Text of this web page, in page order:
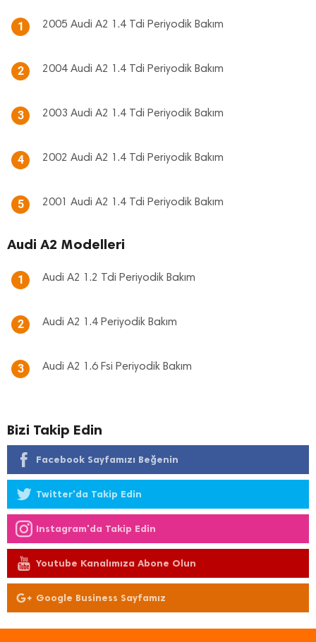
1 2005 Audi A2 1.4 Tdi Periyodik Bakım
2 2004 Audi A2 1.4 Tdi Periyodik Bakım
3 2003 Audi A2 1.4 Tdi Periyodik Bakım
4 2002 Audi A2 1.4 Tdi Periyodik Bakım
5 2001 Audi A2 1.4 Tdi Periyodik Bakım
Audi A2 Modelleri
1 Audi A2 1.2 Tdi Periyodik Bakım
2 Audi A2 1.4 Periyodik Bakım
3 Audi A2 1.6 Fsi Periyodik Bakım
Bizi Takip Edin
Facebook Sayfamızı Beğenin
Twitter'da Takip Edin
Instagram'da Takip Edin
Youtube Kanalımıza Abone Olun
Google Business Sayfamız